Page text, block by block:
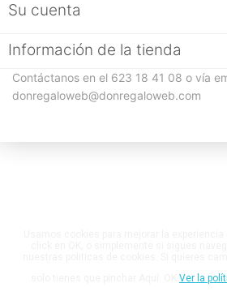
Su cuenta
Información de la tienda
Contáctanos en el 623 18 41 08 o vía
donregaloweb@donregaloweb.com
Ver la